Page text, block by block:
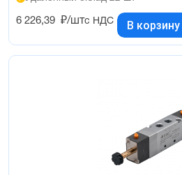
6 226,39 ₽/штс НДС В корзину